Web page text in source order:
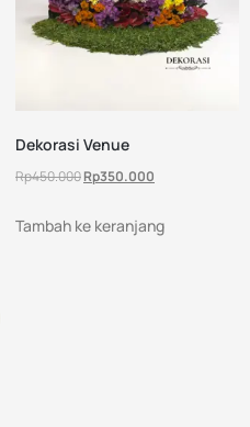
Dekorasi Venue
Rp450.000Rp350.000
Tambah ke keranjang